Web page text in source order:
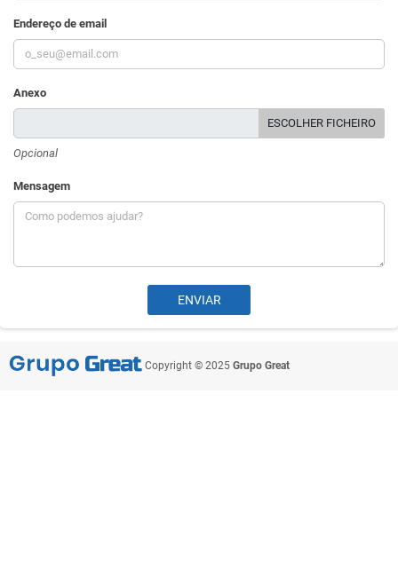
Endereço de email
Anexo
ESCOLHER FICHEIRO
Opcional
Mensagem
Copyright © 2025 Grupo Great